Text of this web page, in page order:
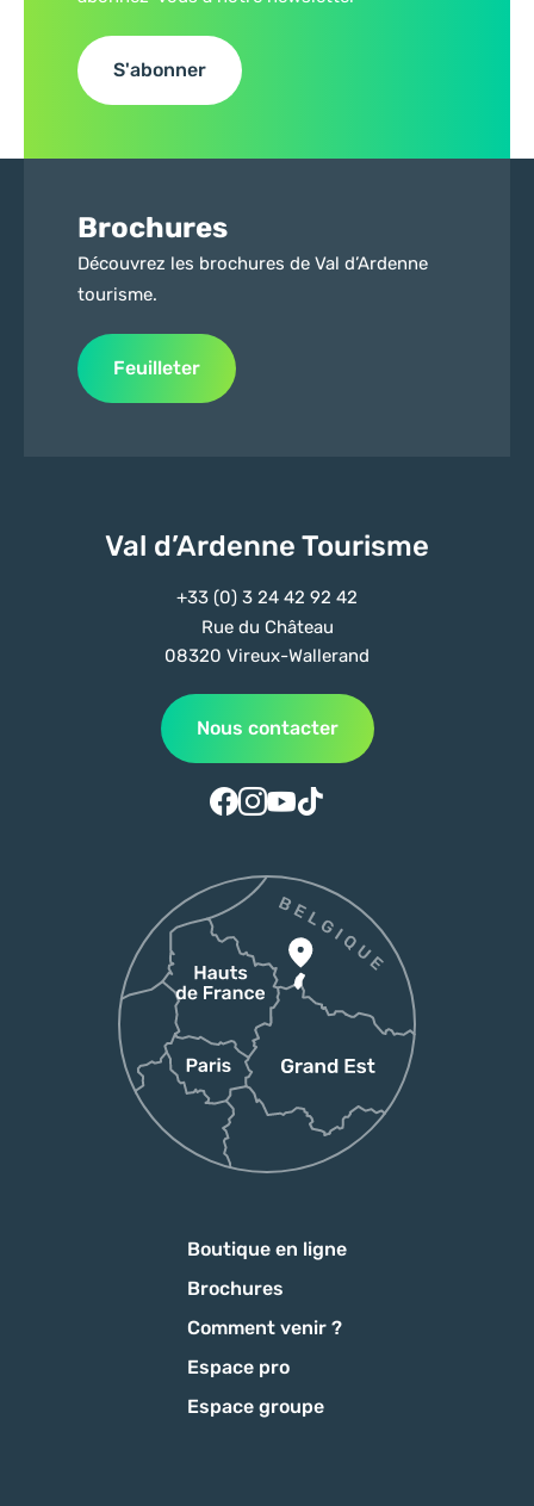
S'abonner
Brochures
Découvrez les brochures de Val d’Ardenne
tourisme.
Feuilleter
Val d’Ardenne Tourisme
+33 (0) 3 24 42 92 42
Rue du Château
08320 Vireux-Wallerand
Nous contacter
Suivez-nous sur Facebook
Suivez-nous sur Instagram
Suivez-nous sur Youtube
Suivez-nous sur Tiktok
Boutique en ligne
Brochures
Comment venir ?
Espace pro
Espace groupe